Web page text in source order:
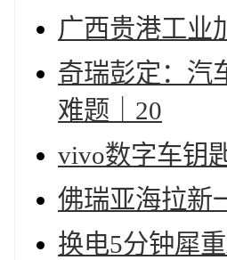
广西贵港工业
奇瑞彭定：汽
难题｜20
vivo数字车钥
佛瑞亚海拉新
换电5分钟犀